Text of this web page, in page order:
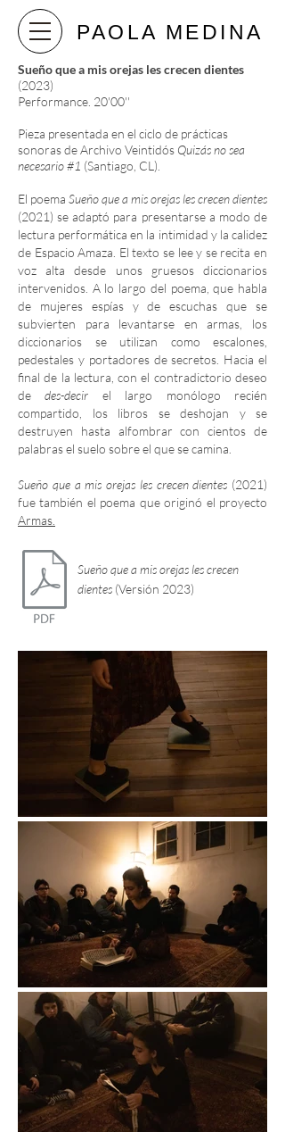
PAOLA MEDINA
Sueño que a mis orejas les crecen dientes
(2023)
Performance . 20'00''
Pieza presentada en el ciclo de prácticas
sonoras de Archivo Veintidós Quizás no sea
necesario #1 (Santiago, CL).
El poema Sueño que a mis orejas les crecen dientes
(2021) se adaptó para presentarse a modo de
lectura performática en la intimidad y la calidez
de Espacio Amaza. El texto se lee y se recita en
voz alta desde unos gruesos diccionarios
intervenidos. A lo largo del poema, que habla
de mujeres espías y de escuchas que se
subvierten para levantarse en armas, los
diccionarios se utilizan como escalones,
pedestales y portadores de secretos. Hacia el
final de la lectura, con el contradictorio deseo
dedes-decir el largo monólogo recién
compartido, los libros se deshojan y se
destruyen hasta alfombrar con cientos de
palabras el suelo sobre el que se camina.
Sueño que a mis orejas les crecen dientes (2021)
fue también el poema que originó el proyecto
Armas.
Sueño que a mis orejas lescrecen
dientes (Versión 2023)